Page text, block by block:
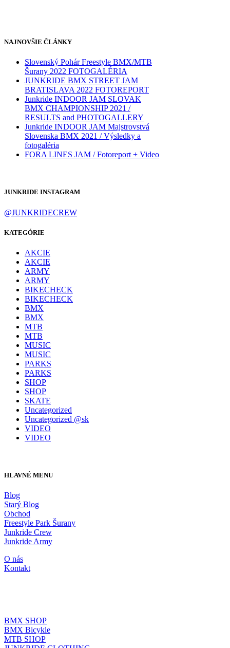
NAJNOVŠIE ČLÁNKY
Slovenský Pohár Freestyle BMX/MTB
Šurany 2022 FOTOGALÉRIA
JUNKRIDE BMX STREET JAM
BRATISLAVA 2022 FOTOREPORT
Junkride INDOOR JAM SLOVAK
BMX CHAMPIONSHIP 2021 /
RESULTS and PHOTOGALLERY
Junkride INDOOR JAM Majstrovstvá
Slovenska BMX 2021 / Výsledky a
fotogaléria
FORA LINES JAM / Fotoreport + Video
JUNKRIDE INSTAGRAM
@JUNKRIDECREW
KATEGÓRIE
AKCIE
AKCIE
ARMY
ARMY
BIKECHECK
BIKECHECK
BMX
BMX
MTB
MTB
MUSIC
MUSIC
PARKS
PARKS
SHOP
SHOP
SKATE
Uncategorized
Uncategorized @sk
VIDEO
VIDEO
HLAVNÉ MENU
Blog
Starý Blog
Obchod
Freestyle Park Šurany
Junkride Crew
Junkride Army
O nás
Kontakt
BMX SHOP
BMX Bicykle
MTB SHOP